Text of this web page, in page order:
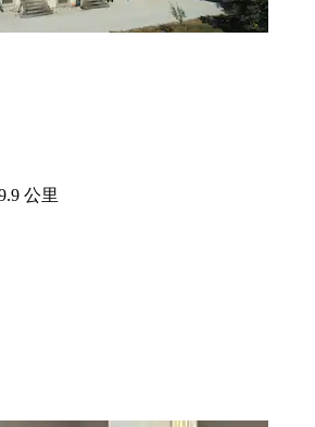
公里